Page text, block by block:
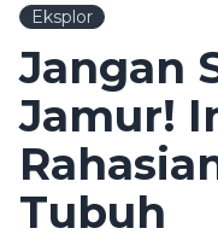
Eksplor
Jangan
Jamur!
Tubuh